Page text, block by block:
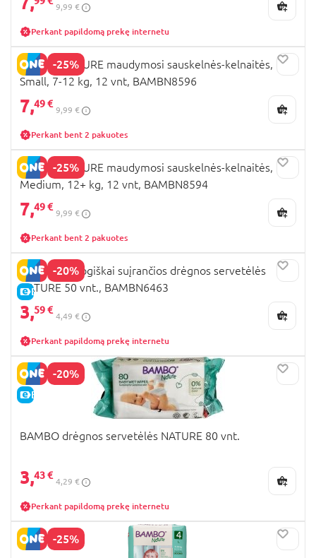
9,99 €
Perkant papildomą prekę internetu
-25%
BAMBO NATURE maudymosi sauskelnės-kelnaitės,
Small, 7-12 kg, 12 vnt, BAMBN8596
7,49 €
9,99 €
Perkant bent 2 pakuotes
-25%
BAMBO NATURE maudymosi sauskelnės-kelnaitės,
Medium, 12+ kg, 12 vnt, BAMBN8594
7,49 €
9,99 €
Perkant bent 2 pakuotes
-20%
E-KAINA
BAMBO biologiškai suįrančios drėgnos servetėlės
NATURE 50 vnt., BAMBN6463
3,59 €
4,49 €
Perkant papildomą prekę internetu
-20%
E-KAINA
BAMBO drėgnos servetėlės NATURE 80 vnt.
3,43 €
4,29 €
Perkant papildomą prekę internetu
-25%